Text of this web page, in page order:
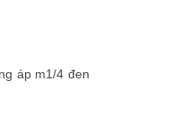
áp m1/4 đen